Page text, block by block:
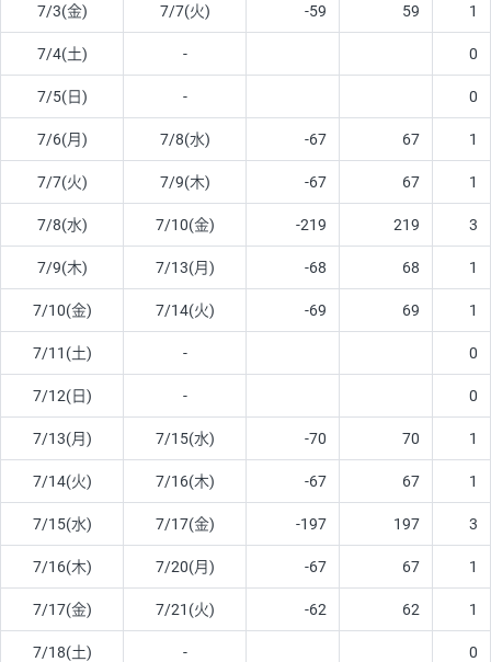
7/3(金) 7/7(火) -59 59 1
7/4(土) - 0
7/5(日) - 0
7/6(月) 7/8(水) -67 67 1
7/7(火) 7/9(木) -67 67 1
7/8(水) 7/10(金) -219 219 3
7/9(木) 7/13(月) -68 68 1
7/10(金) 7/14(火) -69 69 1
7/11(土) - 0
7/12(日) - 0
7/13(月) 7/15(水) -70 70 1
7/14(火) 7/16(木) -67 67 1
7/15(水) 7/17(金) -197 197 3
7/16(木) 7/20(月) -67 67 1
7/17(金) 7/21(火) -62 62 1
7/18(土) - 0